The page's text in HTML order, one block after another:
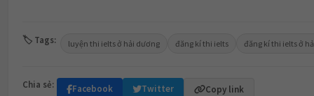
🏷 Tags: luyện thi ielts ở hải dương đăng kí thi ielts đăng kí thi ielts ở
Chia sẻ: Facebook Twitter Copy link